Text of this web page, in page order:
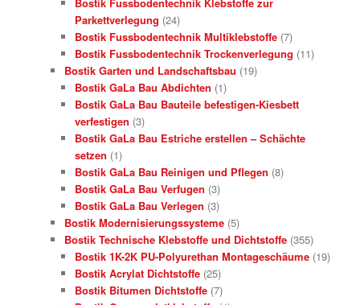
Parkettverlegung (24)
Bostik Fussbodentechnik Multiklebstoffe (7)
Bostik Fussbodentechnik Trockenverlegung (11)
Bostik Garten und Landschaftsbau (19)
Bostik GaLa Bau Abdichten (1)
Bostik GaLa Bau Bauteile befestigen-Kiesbett
verfestigen (3)
Bostik GaLa Bau Estriche erstellen – Schächte
setzen (1)
Bostik GaLa Bau Reinigen und Pflegen (8)
Bostik GaLa Bau Verfugen (3)
Bostik GaLa Bau Verlegen (3)
Bostik Modernisierungssysteme (5)
Bostik Technische Klebstoffe und Dichtstoffe (355)
Bostik 1K-2K PU-Polyurethan Montageschäume (19)
Bostik Acrylat Dichtstoffe (25)
Bostik Bitumen Dichtstoffe (7)